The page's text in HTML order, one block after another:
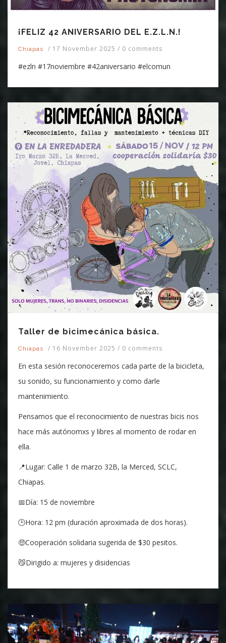
¡FELIZ 42 ANIVERSARIO DEL E.Z.L.N.!
Chiapas / 17 November 2025 / 0 comments
#ezln #17noviembre #42aniversario #elcomun
Taller de bicimecánica básica.
Chiapas / 16 November 2025 / 0 comments
En esta sesión reconoceremos cada parte de la bicicleta,
su sonido, su funcionamiento y como darle
mantenimiento.
Pensamos que el reconocimiento de nuestras bicis nos
hace más autónomxs y libres al momento de rodar en
ella.
📍Lugar: Calle 1 de marzo 32B, la Merced, SCLC,
Chiapas.
📅Día: 15 de noviembre
🕒️Hora: 12 pm (duración aproximada de dos horas).
🤑Cooperación solidaria sugerida de $30 pesitos.
😼Dirigido a: mujeres y disidencias